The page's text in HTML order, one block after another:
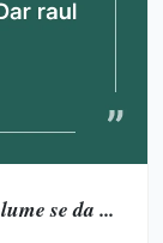
se da ...